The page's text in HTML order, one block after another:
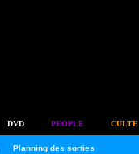
DVD PEOPLE CULTE
Planning des sorties